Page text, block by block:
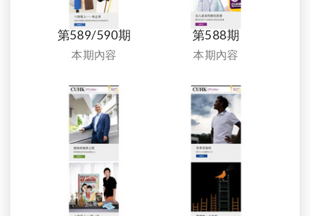
第589/590期
本期內容
第588期
本期內容